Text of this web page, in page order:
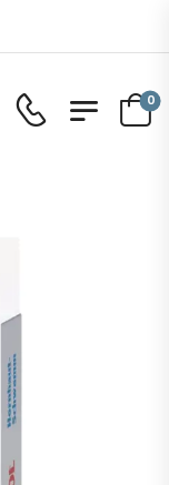
0